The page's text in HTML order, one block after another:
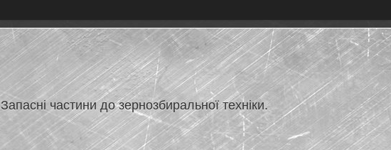
Запасні частини до зернозбиральної техніки.